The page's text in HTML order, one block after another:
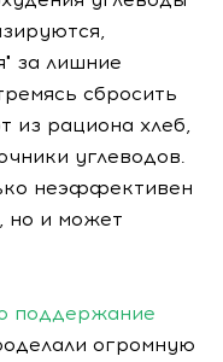
за лишние
сбросить
из рациона хлеб,
углеводов.
неэффективен
но и может
поддержание
огромную